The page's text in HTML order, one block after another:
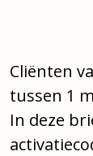
Cliënten
tussen 1
In deze